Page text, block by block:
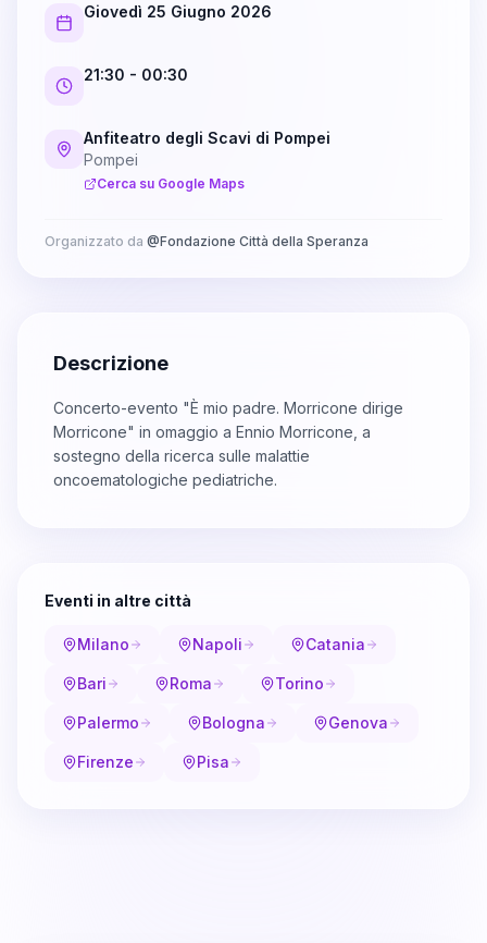
Giovedì 25 Giugno 2026
21:30 - 00:30
Anfiteatro degli Scavi di Pompei
Pompei
Cerca su Google Maps
Organizzato da @Fondazione Città della Speranza
Descrizione
Concerto-evento "È mio padre. Morricone dirige
Morricone" in omaggio a Ennio Morricone, a
sostegno della ricerca sulle malattie
oncoematologiche pediatriche.
Eventi in altre città
Milano Napoli Catania
Bari Roma Torino
Palermo Bologna Genova
Firenze Pisa